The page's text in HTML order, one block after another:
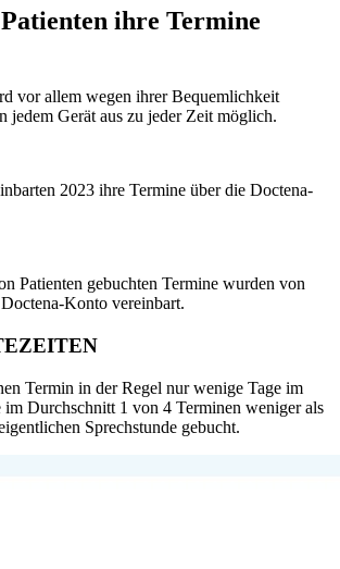
ihre Termine
vor allem wegen ihrer Bequemlichkeit
jedem Gerät aus zu jeder Zeit möglich.
2023 ihre Termine über die Doctena-
Patienten gebuchten Termine wurden von
Konto vereinbart.
Termin in der Regel nur wenige Tage im
im Durchschnitt 1 von 4 Terminen weniger als
Sprechstunde gebucht.